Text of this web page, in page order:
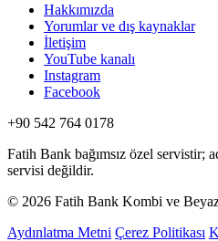
Hakkımızda
Yorumlar ve dış kaynaklar
İletişim
YouTube kanalı
Instagram
Facebook
+90 542 764 0178
Fatih Bank bağımsız özel servistir;
servisi değildir.
© 2026 Fatih Bank Kombi ve
Aydınlatma Metni Çerez Politikası